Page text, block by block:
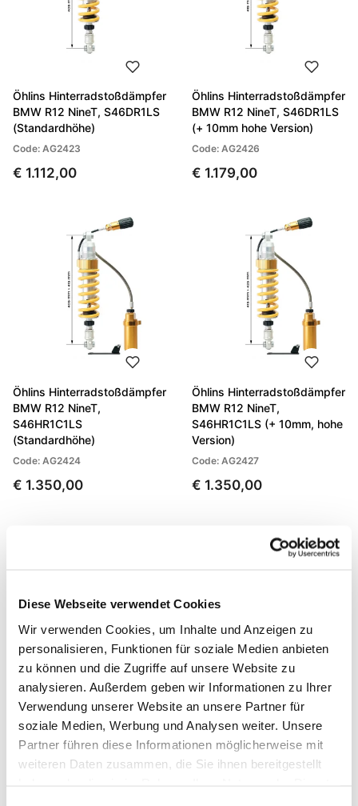
Diese Webseite verwendet Cookies
Wir verwenden Cookies, um Inhalte und Anzeigen zu
personalisieren, Funktionen für soziale Medien anbieten
zu können und die Zugriffe auf unsere Website zu
analysieren. Außerdem geben wir Informationen zu Ihrer
Verwendung unserer Website an unsere Partner für
soziale Medien, Werbung und Analysen weiter. Unsere
Partner führen diese Informationen möglicherweise mit
weiteren Daten zusammen, die Sie ihnen bereitgestellt
Öhlins Hinterradstoßdämpfer
BMW R12 NineT, S46DR1LS
(Standardhöhe)
Code: AG2423
€ 1.112,00
Öhlins Hinterradstoßdämpfer
BMW R12 NineT, S46DR1LS
(+ 10mm hohe Version)
Code: AG2426
€ 1.179,00
Öhlins Hinterradstoßdämpfer
BMW R12 NineT,
S46HR1C1LS
(Standardhöhe)
Code: AG2424
€ 1.350,00
Öhlins Hinterradstoßdämpfer
BMW R12 NineT,
S46HR1C1LS (+ 10mm, hohe
Version)
Code: AG2427
€ 1.350,00
BMW R12 NineT
Gabelkartuschen
BMW R12 NineT
Gabelkartuschen (+30 mm,
hohe Version)